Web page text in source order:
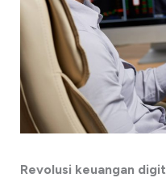
Revolusi keuangan